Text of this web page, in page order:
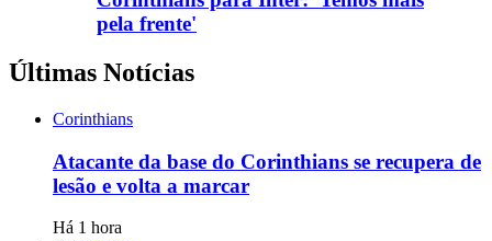
pela frente'
Últimas Notícias
Corinthians
Atacante da base do Corinthians se recupera de
lesão e volta a marcar
Há 1 hora